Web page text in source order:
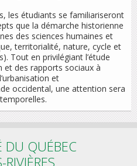
les étudiants se familiariseront
que la démarche historienne
des sciences humaines et
territorialité, nature, cycle et
Tout en privilégiant l’étude
et des rapports sociaux à
et
occidental, une attention sera
DU QUÉBEC